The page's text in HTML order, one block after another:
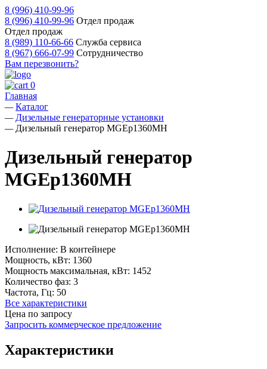
8 (996) 410-99-96
8 (996) 410-99-96 Отдел продаж
Отдел продаж
8 (989) 110-66-66 Служба сервиса
8 (967) 666-07-99 Сотрудничество
Вам перезвонить?
0
Главная
—Каталог
— Дизельные генераторные установки
— Дизельный генератор MGEp1360MH
Дизельный генератор
MGEp1360MH
Исполнение: В контейнере
Мощность, кВт: 1360
Мощность максимальная, кВт: 1452
Количество фаз: 3
Частота, Гц: 50
Все характеристики
Цена по запросу
Запросить коммерческое предложение
Характеристики